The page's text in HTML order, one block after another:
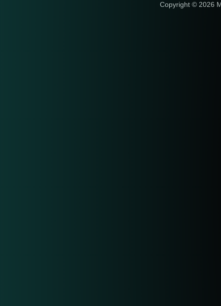
Copyright © 2026